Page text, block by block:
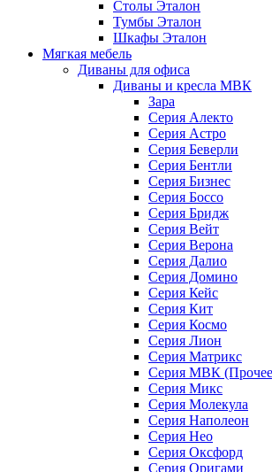
Столы Эталон
Тумбы Эталон
Шкафы Эталон
Мягкая мебель
Диваны для офиса
Диваны и кресла МВК
Зара
Серия Алекто
Серия Астро
Серия Беверли
Серия Бентли
Серия Бизнес
Серия Боссо
Серия Бридж
Серия Вейт
Серия Верона
Серия Далио
Серия Домино
Серия Кейс
Серия Кит
Серия Космо
Серия Лион
Серия Матрикс
Серия МВК
Серия Микс
Серия Молекула
Серия Наполеон
Серия Нео
Серия Оксфорд
Серия Оригами